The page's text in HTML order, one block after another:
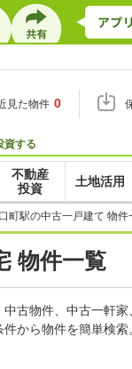
見た物件 0
資する
不動産
投資
土地活用
町駅の中古一戸建て 物件
物件一覧
古物件、中古一軒
から物件を簡単検